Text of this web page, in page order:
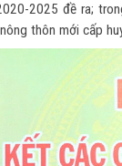
2025 đề ra;
thôn mới cấp